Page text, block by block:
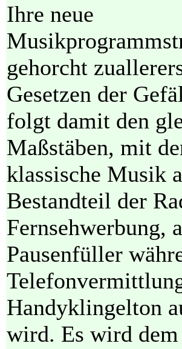
Ihre neue
gehorcht
Gesetzen der
folgt damit den
Maßstäben, mit
klassische Musik
Bestandteil der
Fernsehwerbung,
Pausenfüller
Handyklingelton
wird. Es wird